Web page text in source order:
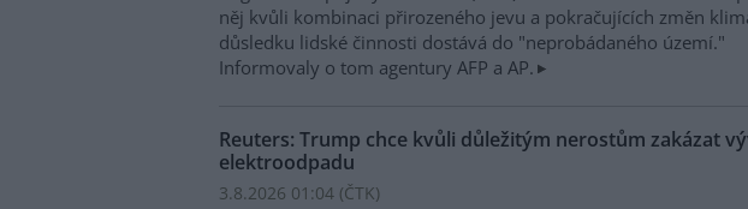
něj kvůli kombinaci přirozeného jevu a pokračujících změn
důsledku lidské činnosti dostává do "neprobádaného území."
Informovaly o tom agentury AFP a AP.
Reuters: Trump chce kvůli důležitým nerostům zakázat
elektroodpadu
3.8.2026 01:04 (ČTK)